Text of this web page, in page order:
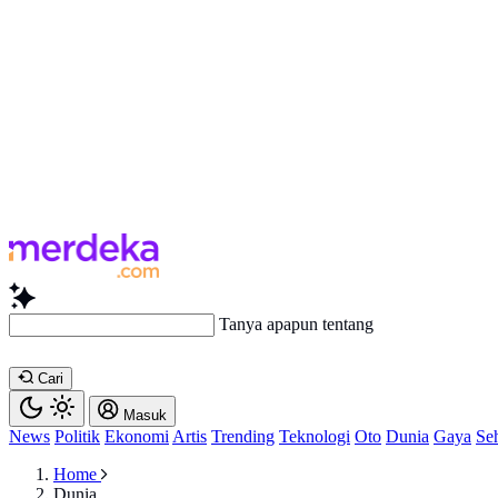
Tanya apapun tentang artikel i
Cari
Masuk
News Politik Ekonomi Artis Trending Teknologi Oto Dunia Gaya
Home
Dunia